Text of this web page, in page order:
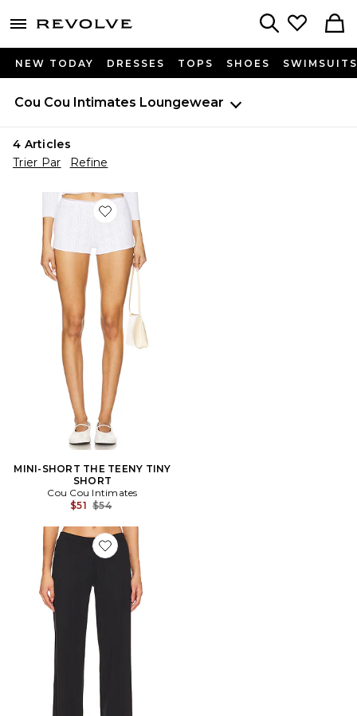
menu - shows more content
NEW TODAY DRESSES TOPS SHOES SWIMSUITS
Cou Cou Intimates Loungewear
4 Articles
Trier Par
Refine
Favorite MINI-SHORT THE TEENY TINY SHORT
MINI-SHORT THE TEENY TINY
SHORT
Cou Cou Intimates
$51 Previous price:
$54
Favorite PANTALON DROIT THE PANT